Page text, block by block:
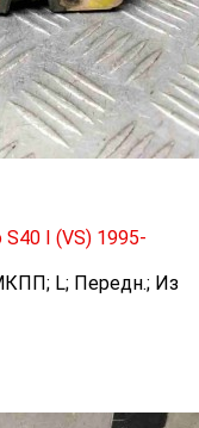
I (VS) 1995-
L; Передн.; Из